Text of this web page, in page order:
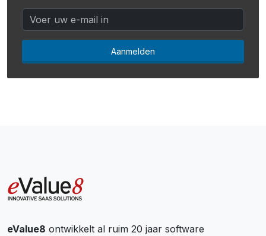
Aanmelden
eValue8 ontwikkelt al ruim 20 jaar software